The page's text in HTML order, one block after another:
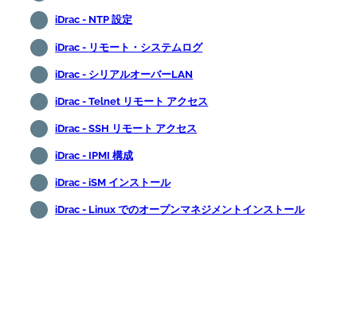
iDrac - NTP 設定
iDrac - リモート・システムログ
iDrac - シリアルオーバーLAN
iDrac - Telnet リモート アクセス
iDrac - SSH リモート アクセス
iDrac - IPMI 構成
iDrac - iSM インストール
iDrac - Linux でのオープンマネジメントインストール